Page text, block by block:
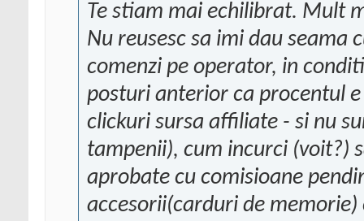
Te stiam mai echilibrat. Mult
Nu reusesc sa imi dau seama
comenzi pe operator, in
posturi anterior ca procentul
clickuri sursa affiliate - si nu
tampenii), cum incurci (voit?)
aprobate cu comisioane
accesorii(carduri de